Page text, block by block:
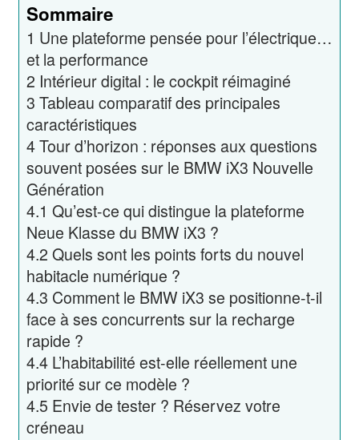
Sommaire
1 Une plateforme pensée pour l’électrique…
et la performance
2 Intérieur digital : le cockpit réimaginé
3 Tableau comparatif des principales
caractéristiques
4Tour d’horizon : réponses aux questions
souvent posées sur le BMW iX3 Nouvelle
Génération
4.1 Qu’est-ce qui distingue la plateforme
Neue Klasse du BMW iX3 ?
4.2 Quels sont les points forts du nouvel
habitacle numérique ?
4.3 Comment le BMW iX3 se positionne-t-il
face à ses concurrents sur la recharge
rapide ?
4.4 L’habitabilité est-elle réellement une
priorité sur ce modèle ?
4.5 Envie de tester ? Réservez votre
créneau